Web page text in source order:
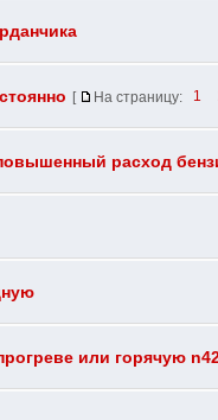
[ На страницу: 1
расход
или горячую